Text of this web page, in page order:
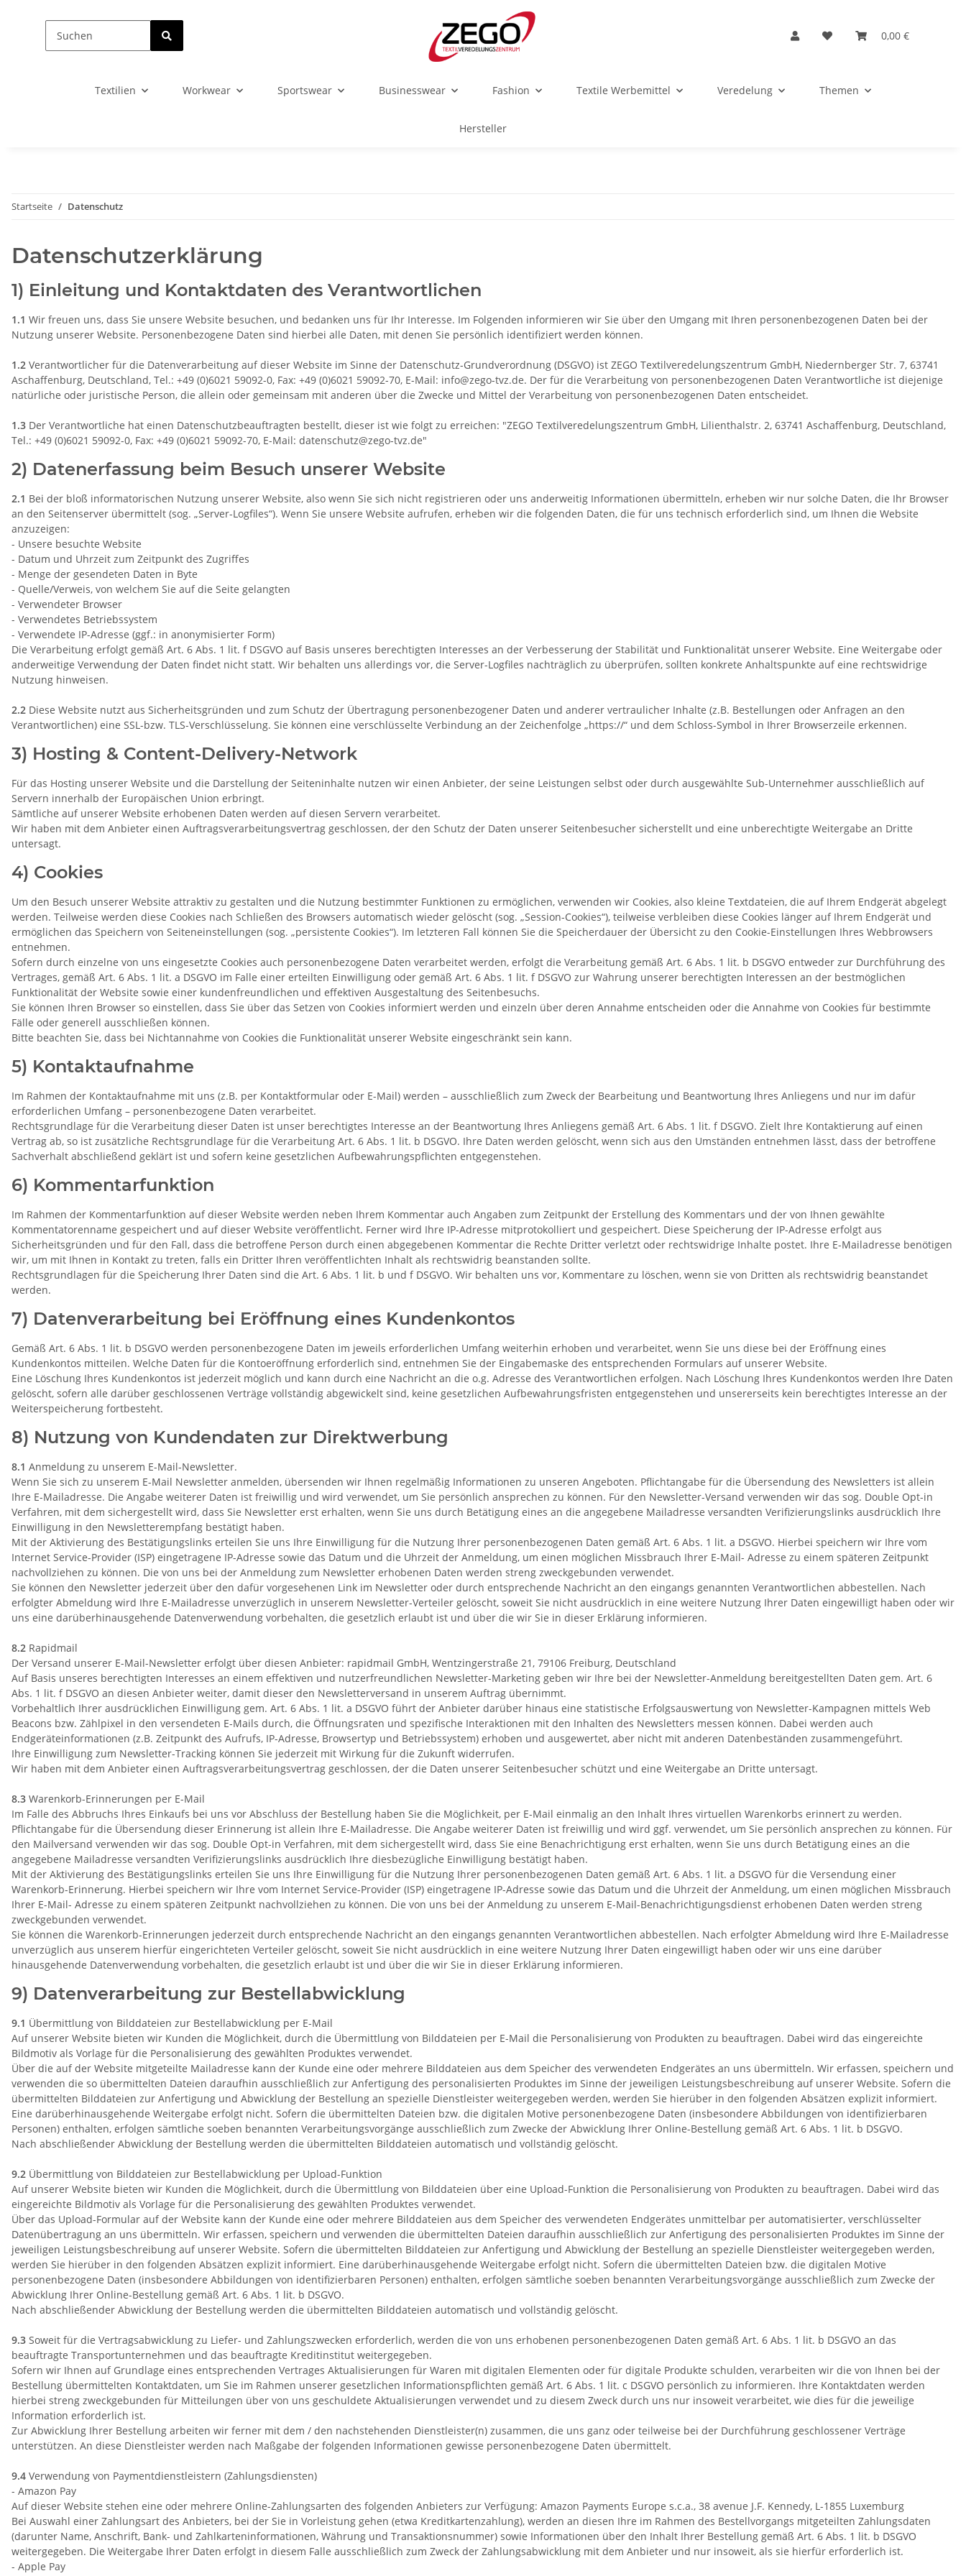
0,00 €
Textilien Workwear Sportswear Businesswear Fashion Textile Werbemittel Veredelung Themen
Hersteller
Startseite Datenschutz
Datenschutzerklärung
1) Einleitung und Kontaktdaten des Verantwortlichen
1.1 Wir freuen uns, dass Sie unsere Website besuchen, und bedanken uns für Ihr Interesse. Im Folgenden informieren wir Sie über den Umgang mit Ihren personenbezogenen Daten bei der
Nutzung unserer Website. Personenbezogene Daten sind hierbei alle Daten, mit denen Sie persönlich identifiziert werden können.
1.2 Verantwortlicher für die Datenverarbeitung auf dieser Website im Sinne der Datenschutz-Grundverordnung (DSGVO) ist ZEGO Textilveredelungszentrum GmbH, Niedernberger Str. 7, 63741
Aschaffenburg, Deutschland, Tel.: +49 (0)6021 59092-0, Fax: +49 (0)6021 59092-70, E-Mail: info@zego-tvz.de. Der für die Verarbeitung von personenbezogenen Daten Verantwortliche ist diejenige
natürliche oder juristische Person, die allein oder gemeinsam mit anderen über die Zwecke und Mittel der Verarbeitung von personenbezogenen Daten entscheidet.
1.3 Der Verantwortliche hat einen Datenschutzbeauftragten bestellt, dieser ist wie folgt zu erreichen: "ZEGO Textilveredelungszentrum GmbH, Lilienthalstr. 2, 63741 Aschaffenburg, Deutschland,
Tel.: +49 (0)6021 59092-0, Fax: +49 (0)6021 59092-70, E-Mail: datenschutz@zego-tvz.de"
2) Datenerfassung beim Besuch unserer Website
2.1 Bei der bloß informatorischen Nutzung unserer Website, also wenn Sie sich nicht registrieren oder uns anderweitig Informationen übermitteln, erheben wir nur solche Daten, die Ihr Browser
an den Seitenserver übermittelt (sog. „Server-Logfiles“). Wenn Sie unsere Website aufrufen, erheben wir die folgenden Daten, die für uns technisch erforderlich sind, um Ihnen die Website
anzuzeigen:
- Unsere besuchte Website
- Datum und Uhrzeit zum Zeitpunkt des Zugriffes
- Menge der gesendeten Daten in Byte
- Quelle/Verweis, von welchem Sie auf die Seite gelangten
- Verwendeter Browser
- Verwendetes Betriebssystem
- Verwendete IP-Adresse (ggf.: in anonymisierter Form)
Die Verarbeitung erfolgt gemäß Art. 6 Abs. 1 lit. f DSGVO auf Basis unseres berechtigten Interesses an der Verbesserung der Stabilität und Funktionalität unserer Website. Eine Weitergabe oder
anderweitige Verwendung der Daten findet nicht statt. Wir behalten uns allerdings vor, die Server-Logfiles nachträglich zu überprüfen, sollten konkrete Anhaltspunkte auf eine rechtswidrige
Nutzung hinweisen.
2.2 Diese Website nutzt aus Sicherheitsgründen und zum Schutz der Übertragung personenbezogener Daten und anderer vertraulicher Inhalte (z.B. Bestellungen oder Anfragen an den
Verantwortlichen) eine SSL-bzw. TLS-Verschlüsselung. Sie können eine verschlüsselte Verbindung an der Zeichenfolge „https://“ und dem Schloss-Symbol in Ihrer Browserzeile erkennen.
3) Hosting & Content-Delivery-Network
Für das Hosting unserer Website und die Darstellung der Seiteninhalte nutzen wir einen Anbieter, der seine Leistungen selbst oder durch ausgewählte Sub-Unternehmer ausschließlich auf
Servern innerhalb der Europäischen Union erbringt.
Sämtliche auf unserer Website erhobenen Daten werden auf diesen Servern verarbeitet.
Wir haben mit dem Anbieter einen Auftragsverarbeitungsvertrag geschlossen, der den Schutz der Daten unserer Seitenbesucher sicherstellt und eine unberechtigte Weitergabe an Dritte
untersagt.
4) Cookies
Um den Besuch unserer Website attraktiv zu gestalten und die Nutzung bestimmter Funktionen zu ermöglichen, verwenden wir Cookies, also kleine Textdateien, die auf Ihrem Endgerät abgelegt
werden. Teilweise werden diese Cookies nach Schließen des Browsers automatisch wieder gelöscht (sog. „Session-Cookies“), teilweise verbleiben diese Cookies länger auf Ihrem Endgerät und
ermöglichen das Speichern von Seiteneinstellungen (sog. „persistente Cookies“). Im letzteren Fall können Sie die Speicherdauer der Übersicht zu den Cookie-Einstellungen Ihres Webbrowsers
entnehmen.
Sofern durch einzelne von uns eingesetzte Cookies auch personenbezogene Daten verarbeitet werden, erfolgt die Verarbeitung gemäß Art. 6 Abs. 1 lit. b DSGVO entweder zur Durchführung des
Vertrages, gemäß Art. 6 Abs. 1 lit. a DSGVO im Falle einer erteilten Einwilligung oder gemäß Art. 6 Abs. 1 lit. f DSGVO zur Wahrung unserer berechtigten Interessen an der bestmöglichen
Funktionalität der Website sowie einer kundenfreundlichen und effektiven Ausgestaltung des Seitenbesuchs.
Sie können Ihren Browser so einstellen, dass Sie über das Setzen von Cookies informiert werden und einzeln über deren Annahme entscheiden oder die Annahme von Cookies für bestimmte
Fälle oder generell ausschließen können.
Bitte beachten Sie, dass bei Nichtannahme von Cookies die Funktionalität unserer Website eingeschränkt sein kann.
5) Kontaktaufnahme
Im Rahmen der Kontaktaufnahme mit uns (z.B. per Kontaktformular oder E-Mail) werden – ausschließlich zum Zweck der Bearbeitung und Beantwortung Ihres Anliegens und nur im dafür
erforderlichen Umfang – personenbezogene Daten verarbeitet.
Rechtsgrundlage für die Verarbeitung dieser Daten ist unser berechtigtes Interesse an der Beantwortung Ihres Anliegens gemäß Art. 6 Abs. 1 lit. f DSGVO. Zielt Ihre Kontaktierung auf einen
Vertrag ab, so ist zusätzliche Rechtsgrundlage für die Verarbeitung Art. 6 Abs. 1 lit. b DSGVO. Ihre Daten werden gelöscht, wenn sich aus den Umständen entnehmen lässt, dass der betroffene
Sachverhalt abschließend geklärt ist und sofern keine gesetzlichen Aufbewahrungspflichten entgegenstehen.
6) Kommentarfunktion
Im Rahmen der Kommentarfunktion auf dieser Website werden neben Ihrem Kommentar auch Angaben zum Zeitpunkt der Erstellung des Kommentars und der von Ihnen gewählte
Kommentatorenname gespeichert und auf dieser Website veröffentlicht. Ferner wird Ihre IP-Adresse mitprotokolliert und gespeichert. Diese Speicherung der IP-Adresse erfolgt aus
Sicherheitsgründen und für den Fall, dass die betroffene Person durch einen abgegebenen Kommentar die Rechte Dritter verletzt oder rechtswidrige Inhalte postet. Ihre E-Mailadresse benötigen
wir, um mit Ihnen in Kontakt zu treten, falls ein Dritter Ihren veröffentlichten Inhalt als rechtswidrig beanstanden sollte.
Rechtsgrundlagen für die Speicherung Ihrer Daten sind die Art. 6 Abs. 1 lit. b und f DSGVO. Wir behalten uns vor, Kommentare zu löschen, wenn sie von Dritten als rechtswidrig beanstandet
werden.
7) Datenverarbeitung bei Eröffnung eines Kundenkontos
Gemäß Art. 6 Abs. 1 lit. b DSGVO werden personenbezogene Daten im jeweils erforderlichen Umfang weiterhin erhoben und verarbeitet, wenn Sie uns diese bei der Eröffnung eines
Kundenkontos mitteilen. Welche Daten für die Kontoeröffnung erforderlich sind, entnehmen Sie der Eingabemaske des entsprechenden Formulars auf unserer Website.
Eine Löschung Ihres Kundenkontos ist jederzeit möglich und kann durch eine Nachricht an die o.g. Adresse des Verantwortlichen erfolgen. Nach Löschung Ihres Kundenkontos werden Ihre Daten
gelöscht, sofern alle darüber geschlossenen Verträge vollständig abgewickelt sind, keine gesetzlichen Aufbewahrungsfristen entgegenstehen und unsererseits kein berechtigtes Interesse an der
Weiterspeicherung fortbesteht.
8) Nutzung von Kundendaten zur Direktwerbung
8.1 Anmeldung zu unserem E-Mail-Newsletter.
Wenn Sie sich zu unserem E-Mail Newsletter anmelden, übersenden wir Ihnen regelmäßig Informationen zu unseren Angeboten. Pflichtangabe für die Übersendung des Newsletters ist allein
Ihre E-Mailadresse. Die Angabe weiterer Daten ist freiwillig und wird verwendet, um Sie persönlich ansprechen zu können. Für den Newsletter-Versand verwenden wir das sog. Double Opt-in
Verfahren, mit dem sichergestellt wird, dass Sie Newsletter erst erhalten, wenn Sie uns durch Betätigung eines an die angegebene Mailadresse versandten Verifizierungslinks ausdrücklich Ihre
Einwilligung in den Newsletterempfang bestätigt haben.
Mit der Aktivierung des Bestätigungslinks erteilen Sie uns Ihre Einwilligung für die Nutzung Ihrer personenbezogenen Daten gemäß Art. 6 Abs. 1 lit. a DSGVO. Hierbei speichern wir Ihre vom
Internet Service-Provider (ISP) eingetragene IP-Adresse sowie das Datum und die Uhrzeit der Anmeldung, um einen möglichen Missbrauch Ihrer E-Mail- Adresse zu einem späteren Zeitpunkt
nachvollziehen zu können. Die von uns bei der Anmeldung zum Newsletter erhobenen Daten werden streng zweckgebunden verwendet.
Sie können den Newsletter jederzeit über den dafür vorgesehenen Link im Newsletter oder durch entsprechende Nachricht an den eingangs genannten Verantwortlichen abbestellen. Nach
erfolgter Abmeldung wird Ihre E-Mailadresse unverzüglich in unserem Newsletter-Verteiler gelöscht, soweit Sie nicht ausdrücklich in eine weitere Nutzung Ihrer Daten eingewilligt haben oder wir
uns eine darüberhinausgehende Datenverwendung vorbehalten, die gesetzlich erlaubt ist und über die wir Sie in dieser Erklärung informieren.
8.2 Rapidmail
Der Versand unserer E-Mail-Newsletter erfolgt über diesen Anbieter: rapidmail GmbH, Wentzingerstraße 21, 79106 Freiburg, Deutschland
Auf Basis unseres berechtigten Interesses an einem effektiven und nutzerfreundlichen Newsletter-Marketing geben wir Ihre bei der Newsletter-Anmeldung bereitgestellten Daten gem. Art. 6
Abs. 1 lit. f DSGVO an diesen Anbieter weiter, damit dieser den Newsletterversand in unserem Auftrag übernimmt.
Vorbehaltlich Ihrer ausdrücklichen Einwilligung gem. Art. 6 Abs. 1 lit. a DSGVO führt der Anbieter darüber hinaus eine statistische Erfolgsauswertung von Newsletter-Kampagnen mittels Web
Beacons bzw. Zählpixel in den versendeten E-Mails durch, die Öffnungsraten und spezifische Interaktionen mit den Inhalten des Newsletters messen können. Dabei werden auch
Endgeräteinformationen (z.B. Zeitpunkt des Aufrufs, IP-Adresse, Browsertyp und Betriebssystem) erhoben und ausgewertet, aber nicht mit anderen Datenbeständen zusammengeführt.
Ihre Einwilligung zum Newsletter-Tracking können Sie jederzeit mit Wirkung für die Zukunft widerrufen.
Wir haben mit dem Anbieter einen Auftragsverarbeitungsvertrag geschlossen, der die Daten unserer Seitenbesucher schützt und eine Weitergabe an Dritte untersagt.
8.3 Warenkorb-Erinnerungen per E-Mail
Im Falle des Abbruchs Ihres Einkaufs bei uns vor Abschluss der Bestellung haben Sie die Möglichkeit, per E-Mail einmalig an den Inhalt Ihres virtuellen Warenkorbs erinnert zu werden.
Pflichtangabe für die Übersendung dieser Erinnerung ist allein Ihre E-Mailadresse. Die Angabe weiterer Daten ist freiwillig und wird ggf. verwendet, um Sie persönlich ansprechen zu können. Für
den Mailversand verwenden wir das sog. Double Opt-in Verfahren, mit dem sichergestellt wird, dass Sie eine Benachrichtigung erst erhalten, wenn Sie uns durch Betätigung eines an die
angegebene Mailadresse versandten Verifizierungslinks ausdrücklich Ihre diesbezügliche Einwilligung bestätigt haben.
Mit der Aktivierung des Bestätigungslinks erteilen Sie uns Ihre Einwilligung für die Nutzung Ihrer personenbezogenen Daten gemäß Art. 6 Abs. 1 lit. a DSGVO für die Versendung einer
Warenkorb-Erinnerung. Hierbei speichern wir Ihre vom Internet Service-Provider (ISP) eingetragene IP-Adresse sowie das Datum und die Uhrzeit der Anmeldung, um einen möglichen Missbrauch
Ihrer E-Mail- Adresse zu einem späteren Zeitpunkt nachvollziehen zu können. Die von uns bei der Anmeldung zu unserem E-Mail-Benachrichtigungsdienst erhobenen Daten werden streng
zweckgebunden verwendet.
Sie können die Warenkorb-Erinnerungen jederzeit durch entsprechende Nachricht an den eingangs genannten Verantwortlichen abbestellen. Nach erfolgter Abmeldung wird Ihre E-Mailadresse
unverzüglich aus unserem hierfür eingerichteten Verteiler gelöscht, soweit Sie nicht ausdrücklich in eine weitere Nutzung Ihrer Daten eingewilligt haben oder wir uns eine darüber
hinausgehende Datenverwendung vorbehalten, die gesetzlich erlaubt ist und über die wir Sie in dieser Erklärung informieren.
9) Datenverarbeitung zur Bestellabwicklung
9.1 Übermittlung von Bilddateien zur Bestellabwicklung per E-Mail
Auf unserer Website bieten wir Kunden die Möglichkeit, durch die Übermittlung von Bilddateien per E-Mail die Personalisierung von Produkten zu beauftragen. Dabei wird das eingereichte
Bildmotiv als Vorlage für die Personalisierung des gewählten Produktes verwendet.
Über die auf der Website mitgeteilte Mailadresse kann der Kunde eine oder mehrere Bilddateien aus dem Speicher des verwendeten Endgerätes an uns übermitteln. Wir erfassen, speichern und
verwenden die so übermittelten Dateien daraufhin ausschließlich zur Anfertigung des personalisierten Produktes im Sinne der jeweiligen Leistungsbeschreibung auf unserer Website. Sofern die
übermittelten Bilddateien zur Anfertigung und Abwicklung der Bestellung an spezielle Dienstleister weitergegeben werden, werden Sie hierüber in den folgenden Absätzen explizit informiert.
Eine darüberhinausgehende Weitergabe erfolgt nicht. Sofern die übermittelten Dateien bzw. die digitalen Motive personenbezogene Daten (insbesondere Abbildungen von identifizierbaren
Personen) enthalten, erfolgen sämtliche soeben benannten Verarbeitungsvorgänge ausschließlich zum Zwecke der Abwicklung Ihrer Online-Bestellung gemäß Art. 6 Abs. 1 lit. b DSGVO.
Nach abschließender Abwicklung der Bestellung werden die übermittelten Bilddateien automatisch und vollständig gelöscht.
9.2 Übermittlung von Bilddateien zur Bestellabwicklung per Upload-Funktion
Auf unserer Website bieten wir Kunden die Möglichkeit, durch die Übermittlung von Bilddateien über eine Upload-Funktion die Personalisierung von Produkten zu beauftragen. Dabei wird das
eingereichte Bildmotiv als Vorlage für die Personalisierung des gewählten Produktes verwendet.
Über das Upload-Formular auf der Website kann der Kunde eine oder mehrere Bilddateien aus dem Speicher des verwendeten Endgerätes unmittelbar per automatisierter, verschlüsselter
Datenübertragung an uns übermitteln. Wir erfassen, speichern und verwenden die übermittelten Dateien daraufhin ausschließlich zur Anfertigung des personalisierten Produktes im Sinne der
jeweiligen Leistungsbeschreibung auf unserer Website. Sofern die übermittelten Bilddateien zur Anfertigung und Abwicklung der Bestellung an spezielle Dienstleister weitergegeben werden,
werden Sie hierüber in den folgenden Absätzen explizit informiert. Eine darüberhinausgehende Weitergabe erfolgt nicht. Sofern die übermittelten Dateien bzw. die digitalen Motive
personenbezogene Daten (insbesondere Abbildungen von identifizierbaren Personen) enthalten, erfolgen sämtliche soeben benannten Verarbeitungsvorgänge ausschließlich zum Zwecke der
Abwicklung Ihrer Online-Bestellung gemäß Art. 6 Abs. 1 lit. b DSGVO.
Nach abschließender Abwicklung der Bestellung werden die übermittelten Bilddateien automatisch und vollständig gelöscht.
9.3 Soweit für die Vertragsabwicklung zu Liefer- und Zahlungszwecken erforderlich, werden die von uns erhobenen personenbezogenen Daten gemäß Art. 6 Abs. 1 lit. b DSGVO an das
beauftragte Transportunternehmen und das beauftragte Kreditinstitut weitergegeben.
Sofern wir Ihnen auf Grundlage eines entsprechenden Vertrages Aktualisierungen für Waren mit digitalen Elementen oder für digitale Produkte schulden, verarbeiten wir die von Ihnen bei der
Bestellung übermittelten Kontaktdaten, um Sie im Rahmen unserer gesetzlichen Informationspflichten gemäß Art. 6 Abs. 1 lit. c DSGVO persönlich zu informieren. Ihre Kontaktdaten werden
hierbei streng zweckgebunden für Mitteilungen über von uns geschuldete Aktualisierungen verwendet und zu diesem Zweck durch uns nur insoweit verarbeitet, wie dies für die jeweilige
Information erforderlich ist.
Zur Abwicklung Ihrer Bestellung arbeiten wir ferner mit dem / den nachstehenden Dienstleister(n) zusammen, die uns ganz oder teilweise bei der Durchführung geschlossener Verträge
unterstützen. An diese Dienstleister werden nach Maßgabe der folgenden Informationen gewisse personenbezogene Daten übermittelt.
9.4 Verwendung von Paymentdienstleistern (Zahlungsdiensten)
- Amazon Pay
Auf dieser Website stehen eine oder mehrere Online-Zahlungsarten des folgenden Anbieters zur Verfügung: Amazon Payments Europe s.c.a., 38 avenue J.F. Kennedy, L-1855 Luxemburg
Bei Auswahl einer Zahlungsart des Anbieters, bei der Sie in Vorleistung gehen (etwa Kreditkartenzahlung), werden an diesen Ihre im Rahmen des Bestellvorgangs mitgeteilten Zahlungsdaten
(darunter Name, Anschrift, Bank- und Zahlkarteninformationen, Währung und Transaktionsnummer) sowie Informationen über den Inhalt Ihrer Bestellung gemäß Art. 6 Abs. 1 lit. b DSGVO
weitergegeben. Die Weitergabe Ihrer Daten erfolgt in diesem Falle ausschließlich zum Zweck der Zahlungsabwicklung mit dem Anbieter und nur insoweit, als sie hierfür erforderlich ist.
- Apple Pay